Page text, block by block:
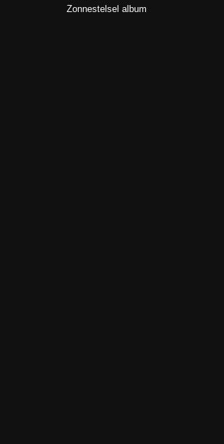
Zonnestelsel album